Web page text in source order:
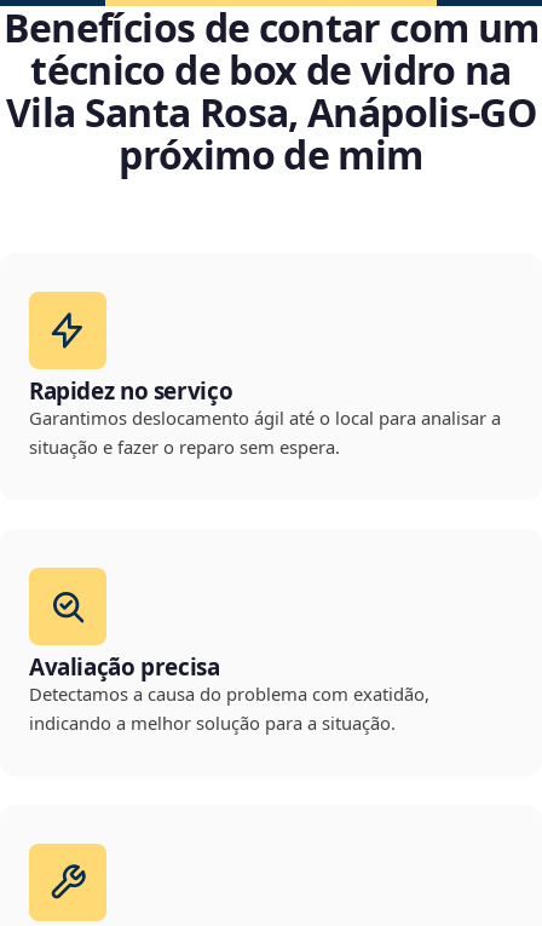
Benefícios de contar com um
técnico de box de vidro na
Vila Santa Rosa, Anápolis‑GO
próximo de mim
Rapidez no serviço
Garantimos deslocamento ágil até o local para analisar a
situação e fazer o reparo sem espera.
Avaliação precisa
Detectamos a causa do problema com exatidão,
indicando a melhor solução para a situação.